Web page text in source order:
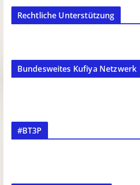
Rechtliche Unterstützung
Bundesweites Kufiya Netzwerk
#BT3P